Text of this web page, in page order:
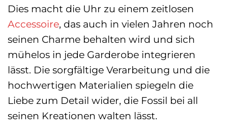
Dies macht die Uhr zu einem zeitlosen
Accessoire, das auch in vielen Jahren noch
seinen Charme behalten wird und sich
mühelos in jede Garderobe integrieren
lässt. Die sorgfältige Verarbeitung und die
hochwertigen Materialien spiegeln die
Liebe zum Detail wider, die Fossil bei all
seinen Kreationen walten lässt.